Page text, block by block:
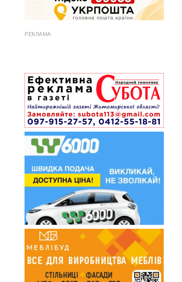
РЕКЛАМА